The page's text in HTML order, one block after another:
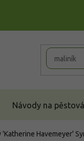
Návody na
'Katherine Havemeyer'